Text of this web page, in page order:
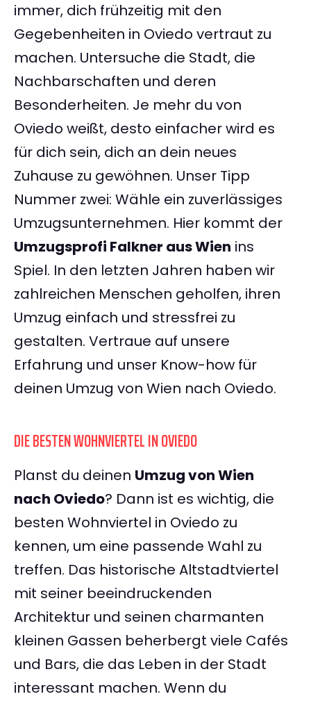
immer, dich frühzeitig mit den
Gegebenheiten in Oviedo vertraut zu
machen. Untersuche die Stadt, die
Nachbarschaften und deren
Besonderheiten. Je mehr du von
Oviedo weißt, desto einfacher wird es
für dich sein, dich an dein neues
Zuhause zu gewöhnen. Unser Tipp
Nummer zwei: Wähle ein zuverlässiges
Umzugsunternehmen. Hier kommt der
Umzugsprofi Falkner aus Wien ins
Spiel. In den letzten Jahren haben wir
zahlreichen Menschen geholfen, ihren
Umzug einfach und stressfrei zu
gestalten. Vertraue auf unsere
Erfahrung und unser Know-how für
deinen Umzug von Wien nach Oviedo.
DIE BESTEN WOHNVIERTEL IN OVIEDO
Planst du deinen Umzug von Wien
nach Oviedo? Dann ist es wichtig, die
besten Wohnviertel in Oviedo zu
kennen, um eine passende Wahl zu
treffen. Das historische Altstadtviertel
mit seiner beeindruckenden
Architektur und seinen charmanten
kleinen Gassen beherbergt viele Cafés
und Bars, die das Leben in der Stadt
interessant machen. Wenn du